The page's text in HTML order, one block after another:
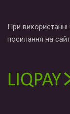
При
посилання на